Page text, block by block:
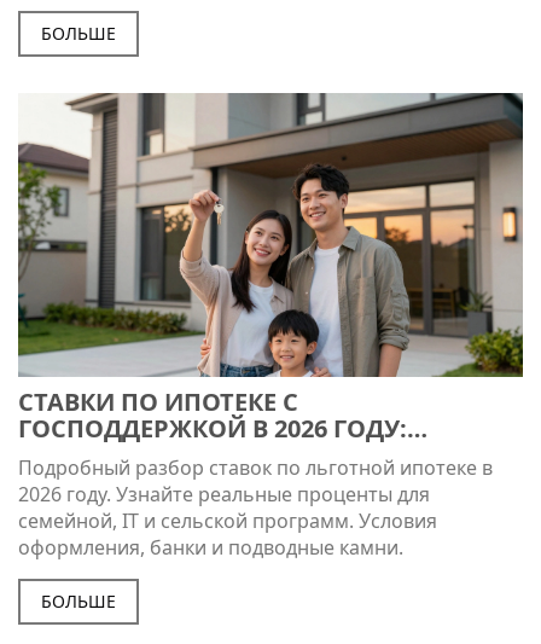
БОЛЬШЕ
СТАВКИ ПО ИПОТЕКЕ С
ГОСПОДДЕРЖКОЙ В 2026 ГОДУ:
РЕАЛЬНЫЕ ПРОЦЕНТЫ И УСЛОВИЯ
Подробный разбор ставок по льготной ипотеке в
2026 году. Узнайте реальные проценты для
семейной, IT и сельской программ. Условия
оформления, банки и подводные камни.
БОЛЬШЕ